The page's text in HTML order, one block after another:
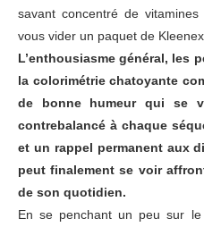
savant concentré de
vous vider un paquet de
L’enthousiasme général, les
la colorimétrie chatoyante
de bonne humeur qui se
contrebalancé à chaque
et un rappel permanent aux
peut finalement se voir
de son quotidien.
En se penchant un peu sur